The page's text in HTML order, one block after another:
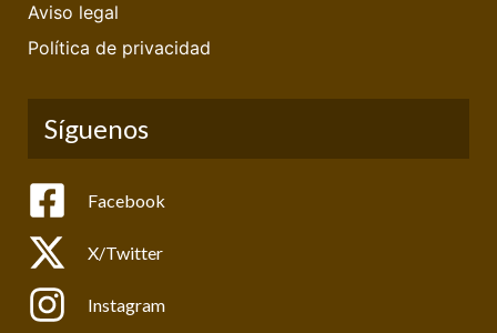
Aviso legal
Política de privacidad
Síguenos
Facebook
X/Twitter
Instagram